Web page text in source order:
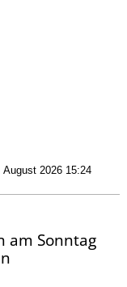
2026 15:24
am Sonntag